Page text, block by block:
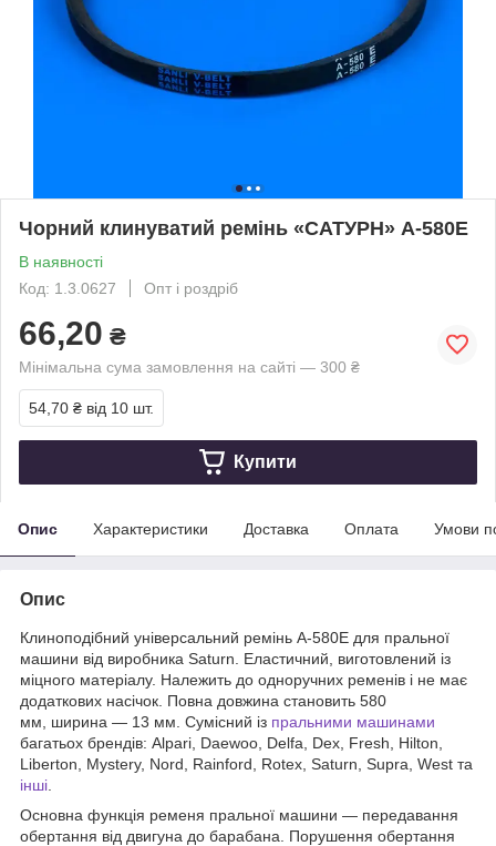
Чорний клинуватий ремінь «САТУРН» A-580E
В наявності
Код: 1.3.0627
Опт і роздріб
66,20 ₴
Мінімальна сума замовлення на сайті — 300 ₴
54,70 ₴ від 10 шт.
Купити
Опис Характеристики Доставка Оплата Умови
Опис
Клиноподібний універсальний ремінь A-580E для пральної
машини від виробника Saturn. Еластичний, виготовлений із
міцного матеріалу. Належить до одноручних ременів і не має
додаткових насічок. Повна довжина становить 580
мм, ширина — 13 мм. Сумісний із пральними машинами
багатьох брендів: Alpari, Daewoo, Delfa, Dex, Fresh, Hilton,
Liberton, Mystery, Nord, Rainford, Rotex, Saturn, Supra, West та
інші
Основна функція ременя пральної машини — передавання
обертання від двигуна до барабана. Порушення обертання